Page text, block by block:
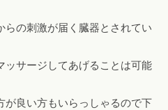
らの刺激が届く臓器とされてい
ッサージしてあげることは可能
が良い方もいらっしゃるので下